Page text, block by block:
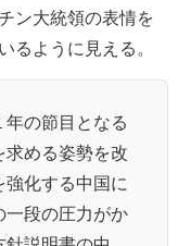
ン大統領の表情を
るように見える。
の節目となる
求める姿勢を改
化する中国に
一段の圧力がか